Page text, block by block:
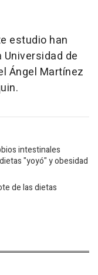
estudio han
de
Ángel Martínez
intestinales
"yoyó" y obesidad
de las dietas